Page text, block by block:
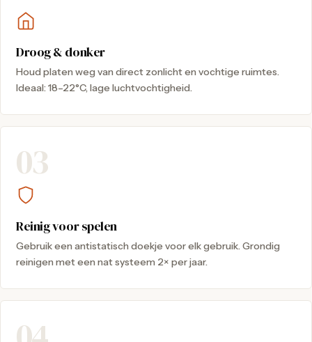
Droog & donker
Houd platen weg van direct zonlicht en vochtige ruimtes.
Ideaal: 18–22°C, lage luchtvochtigheid.
03
Reinig voor spelen
Gebruik een antistatisch doekje voor elk gebruik. Grondig
reinigen met een nat systeem 2× per jaar.